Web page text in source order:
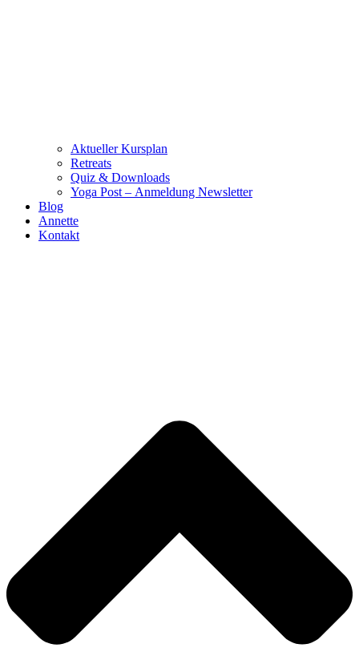
Aktueller Kursplan
Retreats
Quiz & Downloads
Yoga Post – Anmeldung Newsletter
Blog
Annette
Kontakt